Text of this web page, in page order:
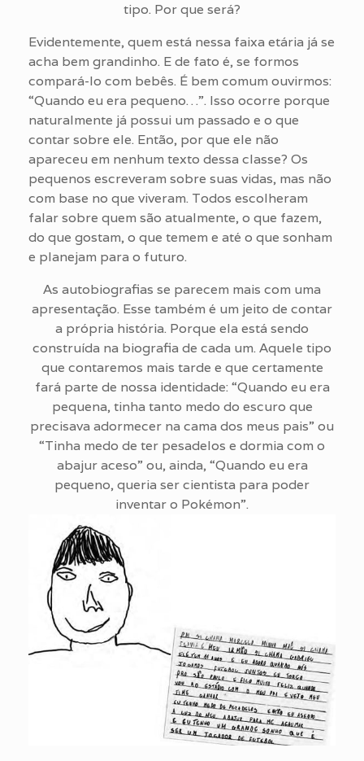
tipo. Por que será?
Evidentemente, quem está nessa faixa etária já se
acha bem grandinho. E de fato é, se formos
compará-lo com bebês. É bem comum ouvirmos:
“Quando eu era pequeno…”. Isso ocorre porque
naturalmente já possui um passado e o que
contar sobre ele. Então, por que ele não
apareceu em nenhum texto dessa classe? Os
pequenos escreveram sobre suas vidas, mas não
com base no que viveram. Todos escolheram
falar sobre quem são atualmente, o que fazem,
do que gostam, o que temem e até o que sonham
e planejam para o futuro.
As autobiografias se parecem mais com uma
apresentação. Esse também é um jeito de contar
a própria história. Porque ela está sendo
construída na biografia de cada um. Aquele tipo
que contaremos mais tarde e que certamente
fará parte de nossa identidade: “Quando eu era
pequena, tinha tanto medo do escuro que
precisava adormecer na cama dos meus pais” ou
“Tinha medo de ter pesadelos e dormia com o
abajur aceso” ou, ainda, “Quando eu era
pequeno, queria ser cientista para poder
inventar o Pokémon”.